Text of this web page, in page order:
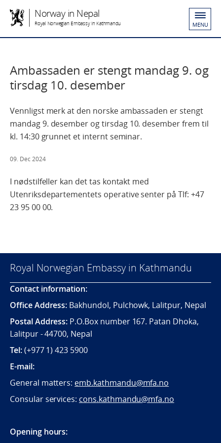
Norway in Nepal
Royal Norwegian Embassy in Kathmandu MENU
Ambassaden er stengt mandag 9. og
tirsdag 10. desember
Vennligst merk at den norske ambassaden er stengt
mandag 9. desember og tirsdag 10. desember frem til
kl. 14:30 grunnet et internt seminar.
09. Dec 2024
I nødstilfeller kan det tas kontakt med
Utenriksdepartementets operative senter på Tlf: +47
23 95 00 00.
Royal Norwegian Embassy in Kathmandu
Contact information:
Office Address: Bakhundol, Pulchowk, Lalitpur, Nepal
Postal Address: P.O.Box number 167. Patan Dhoka,
Lalitpur - 44700, Nepal
Tel:(+977 1) 423 5900
E-mail:
General matters: emb.kathmandu@mfa.no
Consular services: cons.kathmandu@mfa.no
Opening hours: